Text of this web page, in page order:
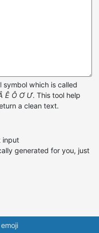
symbol which is called
Ê Ô Ơ Ư. This tool help
a clean text.
input
generated for you, just